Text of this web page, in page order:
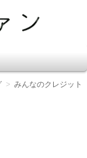
みんなのクレジット